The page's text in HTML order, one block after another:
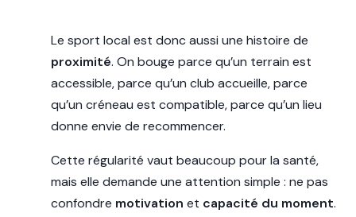
Le sport local est donc aussi une histoire de
proximité. On bouge parce qu’un terrain est
accessible, parce qu’un club accueille, parce
qu’un créneau est compatible, parce qu’un lieu
donne envie de recommencer.
Cette régularité vaut beaucoup pour la santé,
mais elle demande une attention simple : ne pas
confondre motivation et capacité du moment.